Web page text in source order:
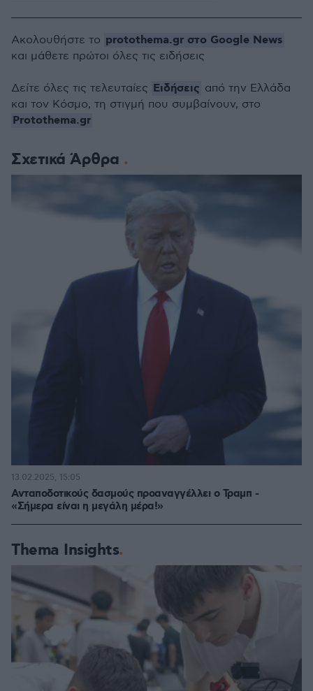
Σχετικά Άρθρα
Ανταποδοτικούς δασμούς προαναγγέλλει ο Τραμπ -
«Σήμερα είναι η μεγάλη μέρα!»
13.02.2025, 15:05
Thema Insights
Ακολουθήστε το protothema.gr στο Google News
και μάθετε πρώτοι όλες τις ειδήσεις
Δείτε όλες τις τελευταίες Ειδήσεις από την Ελλάδα
και τον Κόσμο, τη στιγμή που συμβαίνουν, στο
Protothema.gr